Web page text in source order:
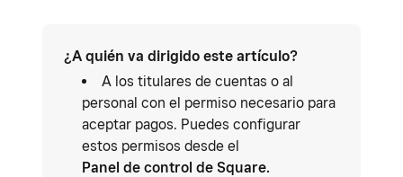
¿A quién va dirigido este artículo?
A los titulares de cuentas o al
personal con el permiso necesario para
aceptar pagos. Puedes configurar
estos permisos desde el
Panel de control de Square.